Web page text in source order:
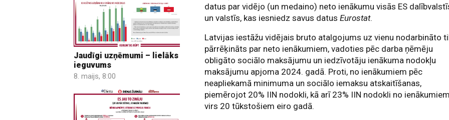
Jaudīgi uzņēmumi – lielāks
ieguvums
8. maijs, 8:00
datus par vidējo (un medaino) neto ienākumu visās ES
un valstīs, kas iesniedz savus datusEurostat.
Latvijas iestāžu vidējais bruto atalgojums uz vienu nodarbināto
pārrēķināts par neto ienākumiem, vadoties pēc darba ņēmēju
obligāto sociālo maksājumu un iedzīvotāju ienākuma nodokļu
maksājumu apjoma 2024. gadā. Proti, no ienākumiem pēc
neapliekamā minimuma un sociālo iemaksu atskaitīšanas,
piemērojot 20% IIN nodokli, kā arī 23% IIN nodokli no ienākumiem
virs 20 tūkstošiem eiro gadā.